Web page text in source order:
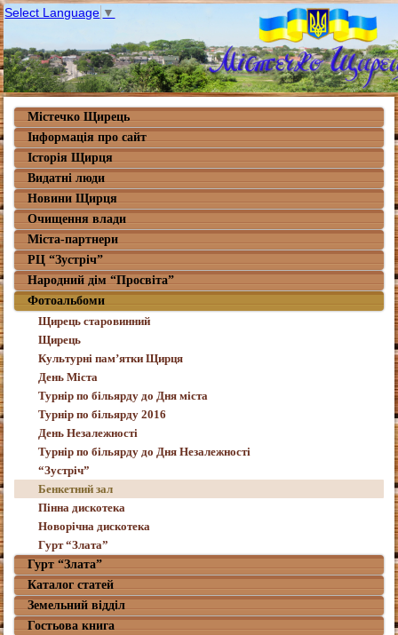
Select Language ▼
Містечко Щирець
Інформація про сайт
Історія Щирця
Видатні люди
Новини Щирця
Очищення влади
Міста-партнери
РЦ “Зустріч”
Народний дім “Просвіта”
Фотоальбоми
Щирець старовинний
Щирець
Культурні пам’ятки Щирця
День Міста
Турнір по більярду до Дня міста
Турнір по більярду 2016
День Незалежності
Турнір по більярду до Дня Незалежності
“Зустріч”
Бенкетний зал
Пінна дискотека
Новорічна дискотека
Гурт “Злата”
Гурт “Злата”
Каталог статей
Земельний відділ
Гостьова книга